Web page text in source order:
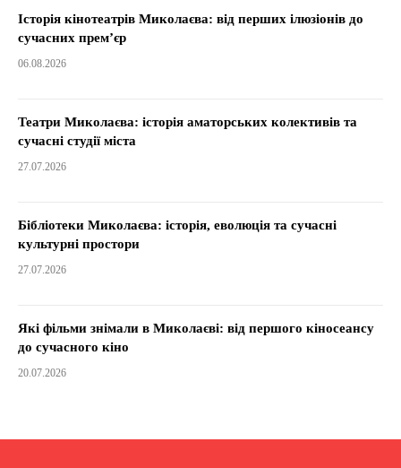
Історія кінотеатрів Миколаєва: від перших ілюзіонів до
сучасних прем’єр
06.08.2026
Театри Миколаєва: історія аматорських колективів та
сучасні студії міста
27.07.2026
Бібліотеки Миколаєва: історія, еволюція та сучасні
культурні простори
27.07.2026
Які фільми знімали в Миколаєві: від першого кіносеансу
до сучасного кіно
20.07.2026